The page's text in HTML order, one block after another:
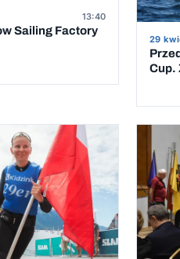
13:40
Sailing Factory
29
Cup.